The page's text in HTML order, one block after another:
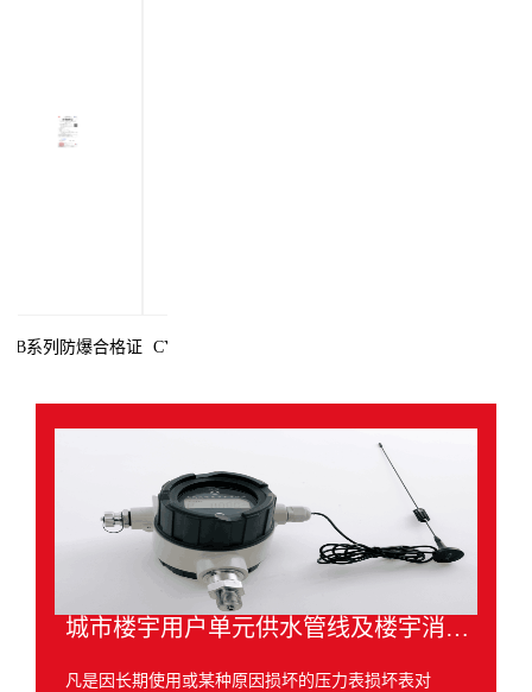
CYB系列防爆合格证
城市楼宇用户单元供水管线及楼宇消防管网多参数远程智能监控系统方案设计
凡是因长期使用或某种原因损坏的压力表损坏表对